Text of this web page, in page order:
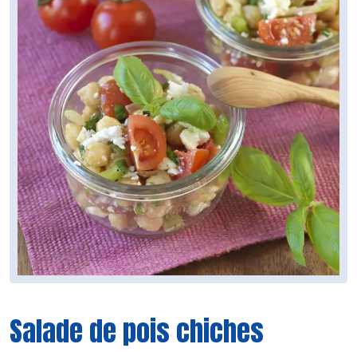
Salade de pois chiches